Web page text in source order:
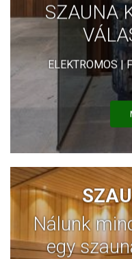
SZAUNA
ELEKTROMOS |
Nálunk
egy